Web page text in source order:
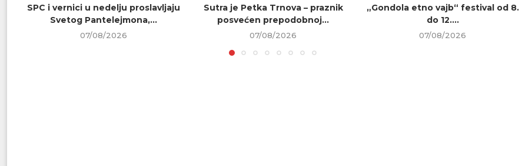
SPC i vernici u nedelju proslavljaju
Svetog Pantelejmona,...
07/08/2026
Sutra je Petka Trnova – praznik
posvećen prepodobnoj...
07/08/2026
„Gondola etno vajb“ festival od 8.
do 12....
07/08/2026